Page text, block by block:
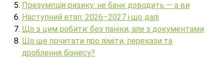
Презумпція ризику: не банк доводить — а ви
Наступний етап: 2026–2027 і що далі
Що з цим робити: без паніки, але з документами
Що ще почитати про ліміти, перекази та
дроблення бізнесу?